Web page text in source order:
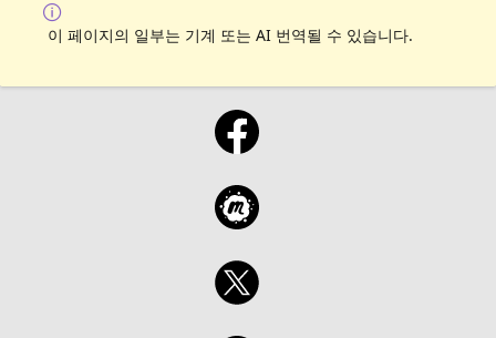
이 페이지의 일부는 기계 또는 AI 번역될 수 있습니다.